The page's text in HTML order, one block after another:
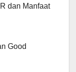
dan Manfaat
Good